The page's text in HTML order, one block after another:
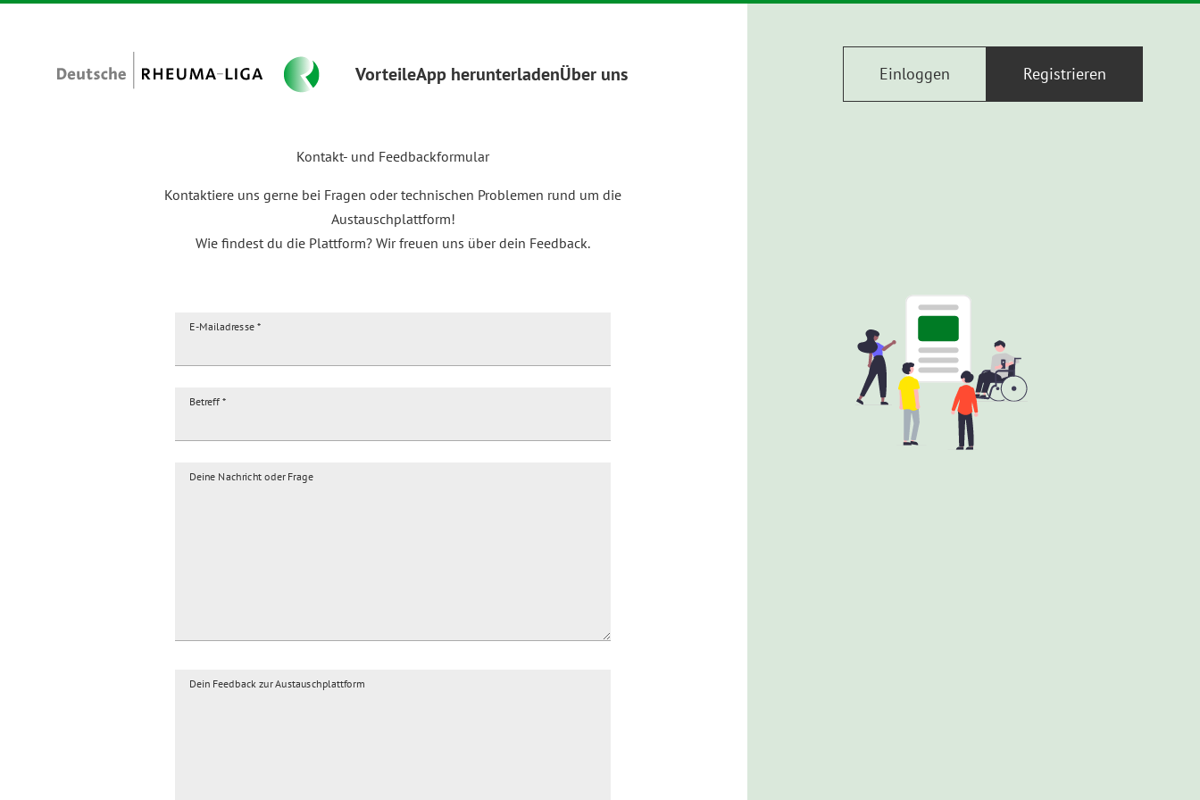
VorteileApp herunterladenÜber uns Einloggen Registrieren
Kontakt- und Feedbackformular
Kontaktiere uns gerne bei Fragen oder technischen Problemen rund um die
Austauschplattform!
Wie findest du die Plattform? Wir freuen uns über dein Feedback.
E-Mailadresse
Betreff
Deine Nachricht oder Frage
Dein Feedback zur Austauschplattform